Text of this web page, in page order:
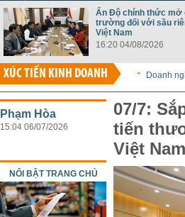
Ấn Độ chính thức mở
trường đối với sầu
Việt Nam
16:20 04/08/2026
XÚC TIẾN KINH DOANH Doanh
07/7:
tiến
Việt
Phạm Hòa
15:04 06/07/2026
NỔI BẬT TRANG CHỦ